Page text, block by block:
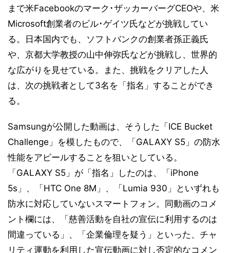
まで米Facebookのマーク･ザッカーバーグCEOや、米
Microsoft創業者のビル･ゲイツ氏などが挑戦してい
る。日本国内でも、ソフトバンクの創業者孫正義氏
や、京都大学教授の山中伸弥氏などが挑戦し、世界的
な広がりを見せている。また、挑戦をクリアした人
は、次の挑戦者として3名を「指名」することができ
る。
Samsungが公開した動画は、そうした「ICE Bucket
Challenge」を模したもので、「GALAXY S5」の防水
性能をアピールすることを狙いとしている。
「GALAXY S5」が「指名」したのは、「iPhone
5s」、「HTC One 8M」、「Lumia 930」といずれも
防水に対応していないスマートフォン。同動画のコメ
ント欄には、「慈善活動を自社の宣伝に利用するのは
間違っている」、「企業倫理を疑う」といった、チャ
リティ運動を利用した宣伝動画に対し否定的なコメン